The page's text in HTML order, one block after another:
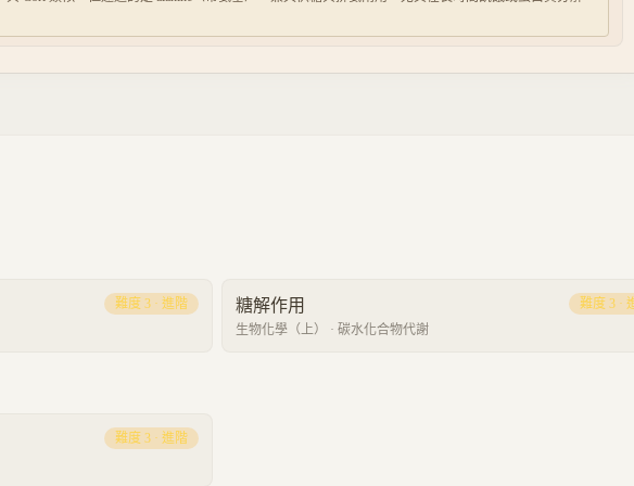
難度 3 · 進階 糖解作用
生物化學（上） · 碳水化合物代謝
難度 3 ·
難度 3 · 進階